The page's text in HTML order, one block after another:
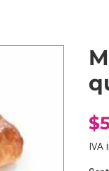
IVA